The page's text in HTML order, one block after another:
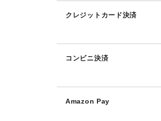
クレジットカード決済
コンビニ決済
Amazon Pay